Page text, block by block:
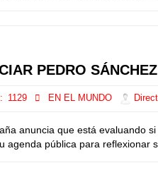
PEDRO
1129 EN EL MUNDO
anuncia que está evaluando
agenda pública para reflexionar